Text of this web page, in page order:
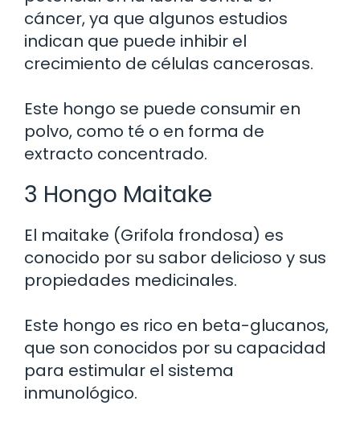
cáncer, ya que algunos estudios
indican que puede inhibir el
crecimiento de células cancerosas.
Este hongo se puede consumir en
polvo, como té o en forma de
extracto concentrado.
3 Hongo Maitake
El maitake (Grifola frondosa) es
conocido por su sabor delicioso y sus
propiedades medicinales.
Este hongo es rico en beta-glucanos,
que son conocidos por su capacidad
para estimular el sistema
inmunológico.